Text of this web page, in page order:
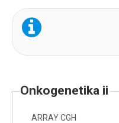
onkogenetika ii
ARRAY CGH